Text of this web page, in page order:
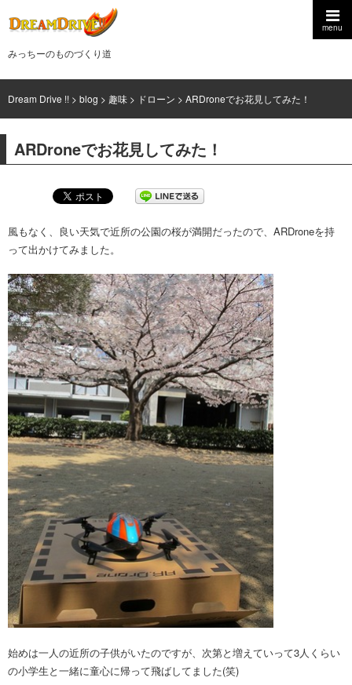
menu
みっちーのものづくり道
Dream Drive !! > blog > 趣味 > ドローン > ARDroneでお花見してみた！
ARDroneでお花見してみた！
風もなく、良い天気で近所の公園の桜が満開だったので、ARDroneを持
って出かけてみました。
始めは一人の近所の子供がいたのですが、次第と増えていって3人くらい
の小学生と一緒に童心に帰って飛ばしてました(笑)